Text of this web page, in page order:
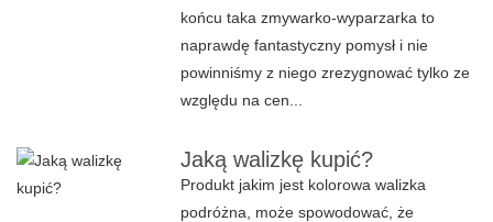
końcu taka zmywarko-wyparzarka to
naprawdę fantastyczny pomysł i nie
powinniśmy z niego zrezygnować tylko ze
względu na cen...
Jaką walizkę kupić?
Produkt jakim jest kolorowa walizka
podróżna, może spowodować, że